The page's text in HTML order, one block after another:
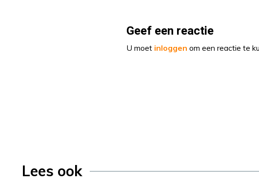
Geef een reactie
U moet inloggen om een reactie te
Lees ook